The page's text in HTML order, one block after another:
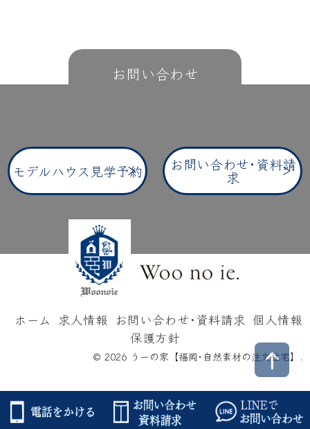
お問い合わせ
モデルハウス見学予約 お問い合わせ･資料請
求
ホーム 求人情報 お問い合わせ･資料請求 個人情報
保護方針
© 2026 うーの家【福岡･自然素材の注文住宅】.